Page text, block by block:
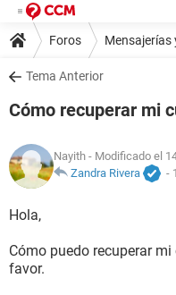
Foros Mensajerías
Tema Anterior
Cómo recuperar mi
Nayith - Modificado el
Zandra Rivera
-
Hola,
Cómo puedo recuperar
favor.